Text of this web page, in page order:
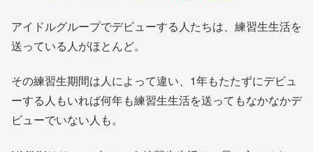
アイドルグループでデビューする人たちは、練習生生活を
送っている人がほとんど。
その練習生期間は人によって違い、1年もたたずにデビュ
ーする人もいれば何年も練習生生活を送ってもなかなかデ
ビューでいない人も。